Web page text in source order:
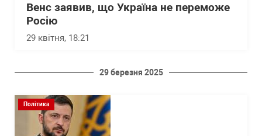
Венс заявив, що Україна не переможе
Росію
29 квітня, 18:21
29 березня 2025
Політика